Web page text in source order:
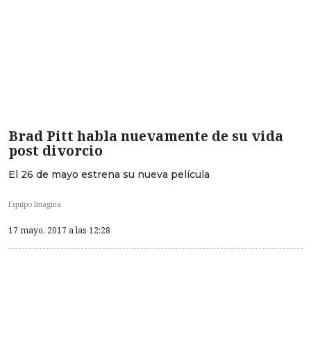
Brad Pitt habla nuevamente de su vida
post divorcio
El 26 de mayo estrena su nueva película
Equipo Imagina
17 mayo, 2017 a las 12:28